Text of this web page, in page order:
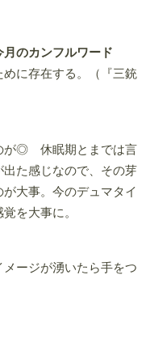
のカンフルワード
に存在する。（『三銃
が◎ 休眠期とまでは言
た感じなので、その芽
大事。今のデュマタイ
を大事に。
ージが湧いたら手をつ